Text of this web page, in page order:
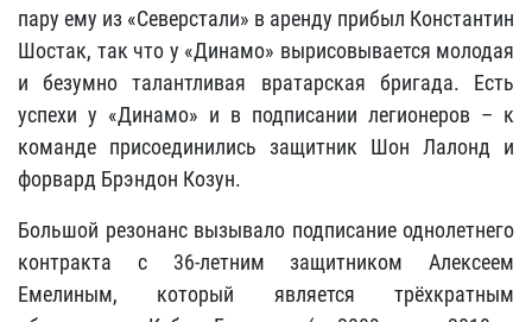
пару ему из «Северстали» в аренду прибыл Константин
Шостак, так что у «Динамо» вырисовывается молодая
и безумно талантливая вратарская бригада. Есть
успехи у «Динамо» и в подписании легионеров – к
команде присоединились защитник Шон Лалонд и
форвард Брэндон Козун.
Большой резонанс вызывало подписание однолетнего
контракта с 36-летним защитником Алексеем
Емелиным, который является трёхкратным